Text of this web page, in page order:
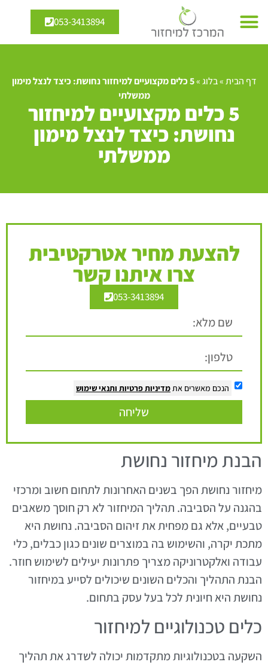
053-3413894
דף הבית»בלוג» 5 כלים מקצועיים למיחזור נחושת: כיצד לנצל מימון
ממשלתי
5 כלים מקצועיים למיחזור
נחושת: כיצד לנצל מימון
ממשלתי
להצעת מחיר אטרקטיבית
צרו איתנו קשר
053-3413894
הנכם מאשרים את מדיניות פרטיות ותנאי שימוש
שליחה
הבנת מיחזור נחושת
מיחזור נחושת הפך בשנים האחרונות לתחום חשוב ומרכזי
בהגנה על הסביבה. תהליך המיחזור לא רק חוסך משאבים
טבעיים, אלא גם מפחית את זיהום הסביבה. נחושת היא
מתכת יקרה, והשימוש בה במוצרים שונים כגון כבלים, כלי
עבודה ואלקטרוניקה מצריך פתרונות יעילים לשימוש חוזר.
הבנת התהליך והכלים השונים שיכולים לסייע במיחזור
נחושת היא חיונית לכל בעל עסק בתחום.
כלים טכנולוגיים למיחזור
השקעה בטכנולוגיות מתקדמות יכולה לשדרג את תהליך